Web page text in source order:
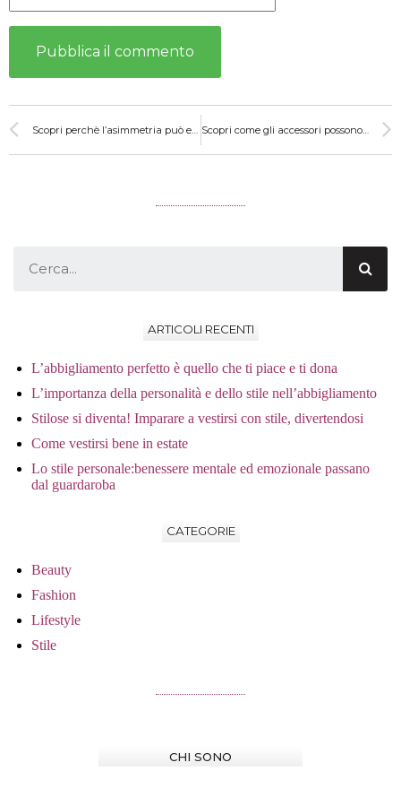
Scopri come gli accessori possono cambiare il tuo stile
ARTICOLI RECENTI
L’abbigliamento perfetto è quello che ti piace e ti dona
L’importanza della personalità e dello stile nell’abbigliamento
Stilose si diventa! Imparare a vestirsi con stile, divertendosi
Come vestirsi bene in estate
Lo stile personale:benessere mentale ed emozionale passano
dal guardaroba
CATEGORIE
Beauty
Fashion
Lifestyle
Stile
CHI SONO